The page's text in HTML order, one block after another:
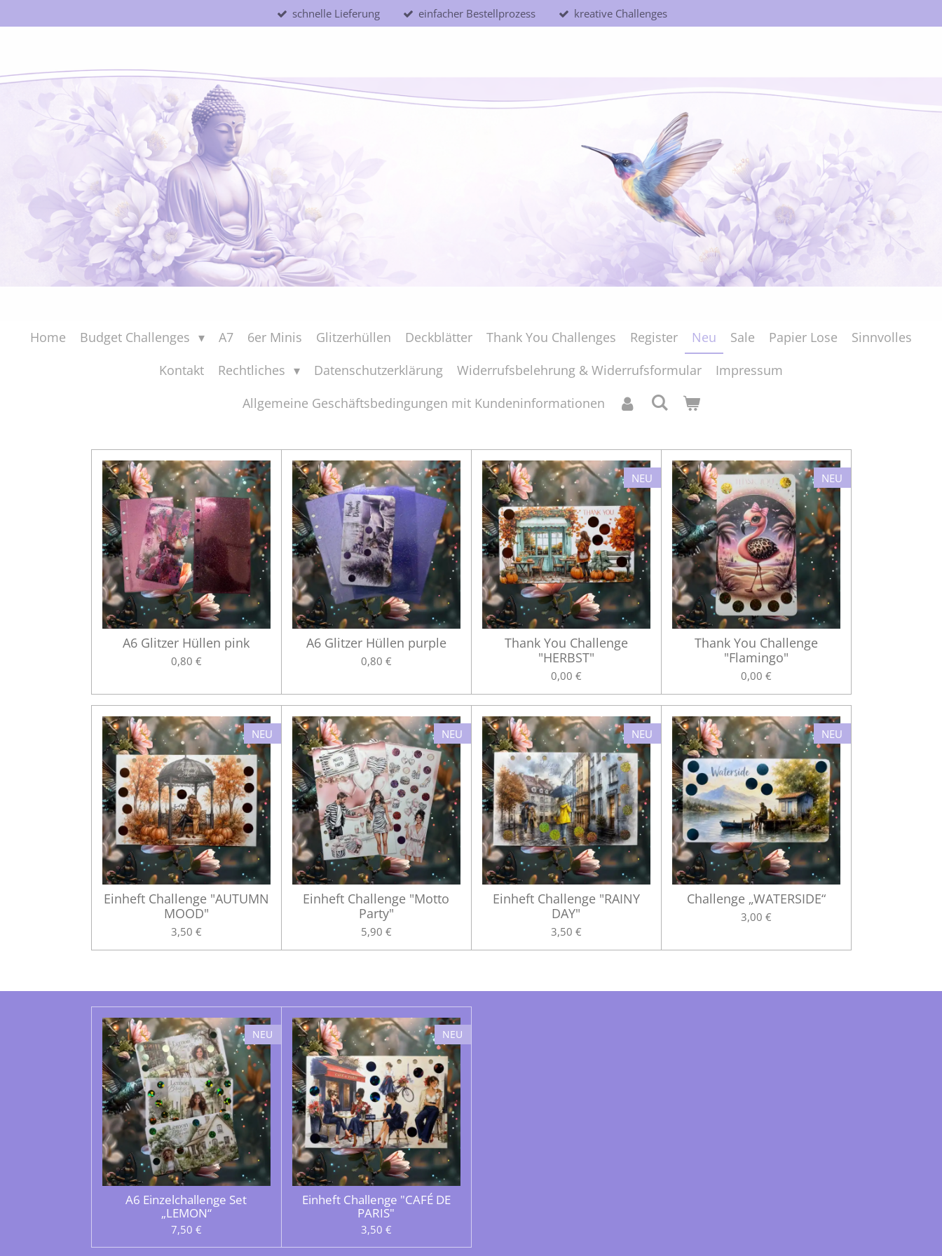
Hauptinhalt
schnelle Lieferung einfacher Bestellprozess kreative Challenges
Home Budget Challenges A7 6er Minis Glitzerhüllen Deckblätter Thank You Challenges Register Neu Sale Papier Lose
Sinnvolles
Kontakt
Rechtliches Datenschutzerklärung Widerrufsbelehrung & Widerrufsformular
Impressum
Allgemeine Geschäftsbedingungen mit Kundeninformationen
A6 Glitzer Hüllen pink
0,80 €
A6 Glitzer Hüllen purple
0,80 €
NEU
Thank You Challenge
"HERBST"
0,00 €
NEU
Thank You Challenge
"Flamingo"
0,00 €
NEU
Einheft Challenge "AUTUMN
MOOD"
3,50 €
NEU
Einheft Challenge "Motto
Party"
5,90 €
NEU
Einheft Challenge "RAINY
DAY"
3,50 €
NEU
Challenge „WATERSIDE“
3,00 €
NEU
A6 Einzelchallenge Set
„LEMON“
7,50 €
NEU
Einheft Challenge "CAFÉ DE
PARIS"
3,50 €